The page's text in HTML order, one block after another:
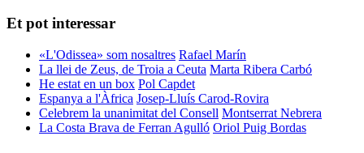
Et pot interessar
«L'Odissea» som nosaltres Rafael Marín
La llei de Zeus, de Troia a Ceuta Marta Ribera Carbó
He estat en un box Pol Capdet
Espanya a l'Àfrica Josep-Lluís Carod-Rovira
Celebrem la unanimitat del Consell Montserrat Nebrera
La Costa Brava de Ferran Agulló Oriol Puig Bordas